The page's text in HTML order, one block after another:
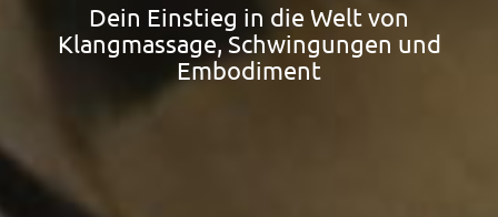
Dein Einstieg in die Welt von
Klangmassage, Schwingungen und
Embodiment